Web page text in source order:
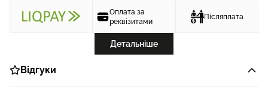
Оплата за
реквізитами
Післяплата
Детальніше
Відгуки